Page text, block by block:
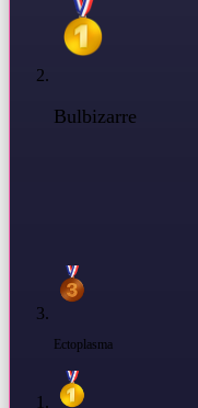
Bulbizarre
Ectoplasma